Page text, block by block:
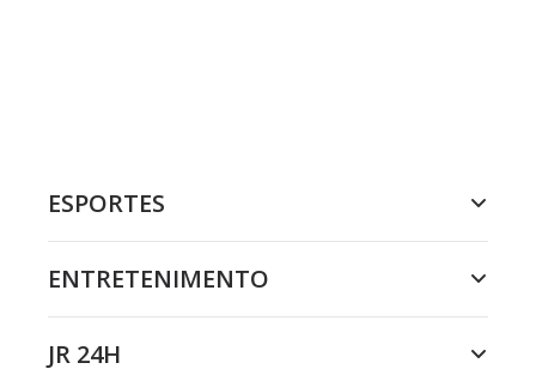
ESPORTES
ENTRETENIMENTO
JR 24H